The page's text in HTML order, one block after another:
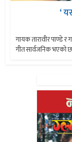
‘
गायक तारावीर पाण्डे र
गीत सार्वजनिक भएको